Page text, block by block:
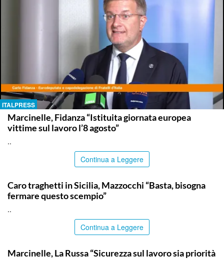
ITALPRESS
Marcinelle, Fidanza “Istituita giornata europea
vittime sul lavoro l’8 agosto”
..
Continua a Leggere
Caro traghetti in Sicilia, Mazzocchi “Basta, bisogna
fermare questo scempio”
..
Continua a Leggere
Marcinelle, La Russa “Sicurezza sul lavoro sia priorità